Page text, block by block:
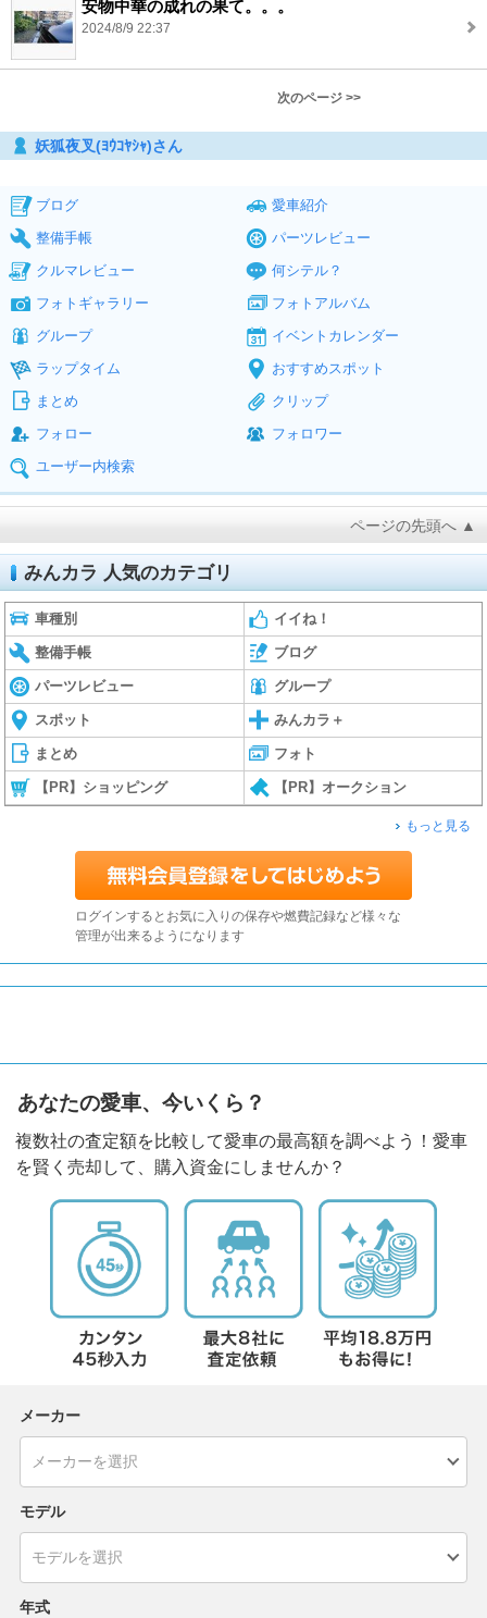
安物中華の成れの果て。。。
2024/8/9 22:37
次のページ >>
妖狐夜叉(ﾖｳｺﾔｼｬ)さん
ブログ
愛車紹介
整備手帳
パーツレビュー
クルマレビュー
何シテル？
フォトギャラリー
フォトアルバム
グループ
イベントカレンダー
ラップタイム
おすすめスポット
まとめ
クリップ
フォロー
フォロワー
ユーザー内検索
ページの先頭へ ▲
みんカラ 人気のカテゴリ
車種別 イイね！
整備手帳 ブログ
パーツレビュー グループ
スポット みんカラ＋
まとめ フォト
【PR】ショッピング 【PR】オークション
もっと見る
ログインするとお気に入りの保存や燃費記録など様々な
管理が出来るようになります
あなたの愛車、今いくら？
複数社の査定額を比較して愛車の最高額を調べよう！愛車
を賢く売却して、購入資金にしませんか？
メーカー
モデル
年式